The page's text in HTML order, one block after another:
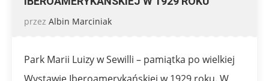
przez Albin Marciniak
Park Marii Luizy w Sewilli – pamiątka po wielkiej